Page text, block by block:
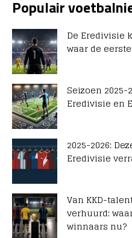
Populair
De Eredivisie
waar de
Seizoen
Eredivisie en
2025-2026:
Eredivisie
Van KKD-
verhuurd:
winnaars nu?